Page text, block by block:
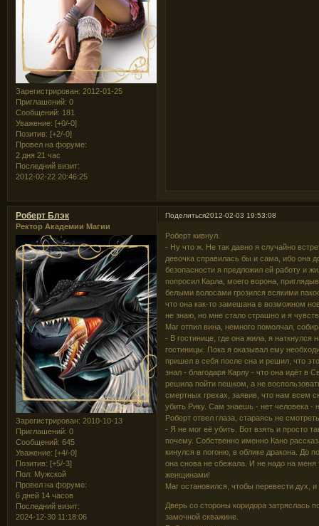
Зарегистрирован: 2012-01-25
Приглашений: 0
Сообщений: 181
Уважение: [+0/-0]
Позитив: [+2/-0]
Провел на форуме:
2 дня 21 час
Последний визит:
2012-02-22 20:46:25
Поделиться2012-02-03 19:53:08
Роберт Блэк
Ректор Академии Магии
Зарегистрирован: 2010-10-13
Приглашений: 0
Сообщений: 645
Уважение: [+4/-0]
Позитив: [+5/-3]
Пол: Мужской
Провел на форуме:
6 дней 14 часов
Последний визит:
2024-12-30 11:18:06
Роберт кивнул.
- Ну что ж. Не так давно я случайно
девочка справилась бы и сама, ибо она
безопасности я предложил ей работу и
попросил Карла, моего ворона,
белыми волосами грозился всякими
что она как-то замешана в возможном
не знаю, но мне стало страшно и я
Маг отпил вина, немного помолчал,
- В гостинице, где она жила, я наткнулся
гостиницы. Пока я оказывал ему
пришел в себя после сна и решил, что
знал - благодаря Карлу - что она идёт в
решила пойти пешком, а не
смертных грехах, заявив, что нам всем
убить Рику. Сам знаешь - нет человека -
Роберт отвел глаза, стараясь не
- Я не мог её убить. Вот взять и просто
почему. Собственно именно Кано
кинулся в погоню, в облике дракона. До
она снова не сбежала. И не надо на
женщинами!
Маг остановился, чтобы перевести дух, и
Дверь со стороны коридора затряслась
замочной скважине.